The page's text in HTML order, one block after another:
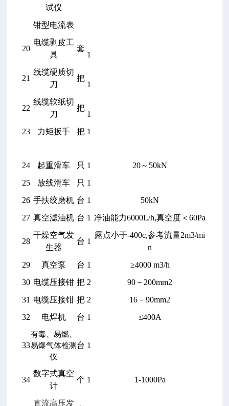
试仪
钳型电流表
20
电缆剥皮工
具
套
1
21
线缆硬质切
刀
把
1
22
线缆软纸切
刀
把
1
23
力矩扳手 把 1
24 起重滑车 只 1 20～50kN
25
放线滑车 只 1
26 手扶绞磨机 台 1
50kN
27 真空滤油机 台 1 净油能力6000L/h,真空度＜60Pa
28
干燥空气发
生器
台 1
露点小于-400c,参考流量2m3/mi
n
29
真空泵 台 1
≥4000 m3/h
30 电缆压接钳 把 2 90 －200mm2
31 电缆压接钳 把 2 16 －90mm2
32
电焊机 台 1 ≤400A
33
有毒、易燃、
易爆气体检测
仪
台 1
34
数字式真空
计
个 1 1-1000Pa
直流高压发